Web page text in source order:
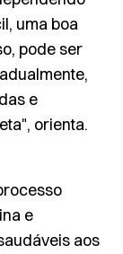
uma boa
pode ser
e
orienta.
e
aos